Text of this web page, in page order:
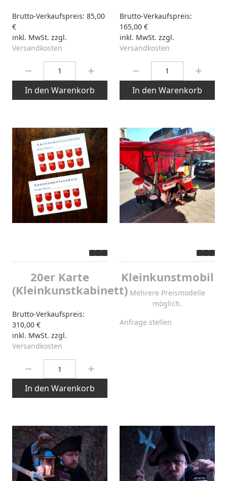
Brutto-Verkaufspreis: 85,00
€
inkl. MwSt. zzgl.
Versandkosten
In den Warenkorb
Brutto-Verkaufspreis:
165,00 €
inkl. MwSt. zzgl.
Versandkosten
In den Warenkorb
20er Karte
(Kleinkunstkabinett)
Brutto-Verkaufspreis:
310,00 €
inkl. MwSt. zzgl.
Versandkosten
In den Warenkorb
Kleinkunstmobil
Mehrere Preismodelle
möglich.
Anfrage stellen